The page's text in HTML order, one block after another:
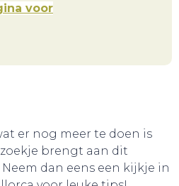
HANDIG!
voor
er nog meer te doen is
brengt aan dit
dan eens een kijkje in